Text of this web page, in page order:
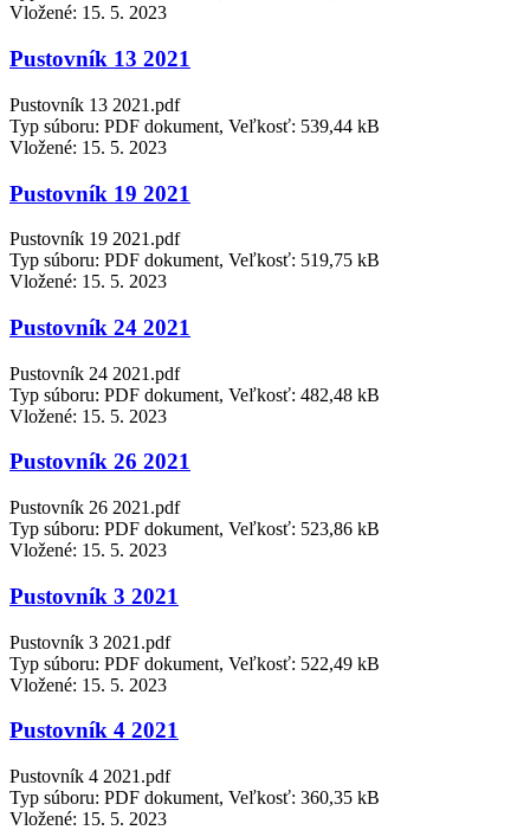
Vložené: 15. 5. 2023
Pustovník 13 2021
Pustovník 13 2021.pdf
Typ súboru: PDF dokument, Veľkosť: 539,44 kB
Vložené: 15. 5. 2023
Pustovník 19 2021
Pustovník 19 2021.pdf
Typ súboru: PDF dokument, Veľkosť: 519,75 kB
Vložené: 15. 5. 2023
Pustovník 24 2021
Pustovník 24 2021.pdf
Typ súboru: PDF dokument, Veľkosť: 482,48 kB
Vložené: 15. 5. 2023
Pustovník 26 2021
Pustovník 26 2021.pdf
Typ súboru: PDF dokument, Veľkosť: 523,86 kB
Vložené: 15. 5. 2023
Pustovník 3 2021
Pustovník 3 2021.pdf
Typ súboru: PDF dokument, Veľkosť: 522,49 kB
Vložené: 15. 5. 2023
Pustovník 4 2021
Pustovník 4 2021.pdf
Typ súboru: PDF dokument, Veľkosť: 360,35 kB
Vložené: 15. 5. 2023